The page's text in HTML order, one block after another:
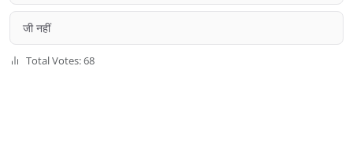
जी नहीं
Total Votes: 68